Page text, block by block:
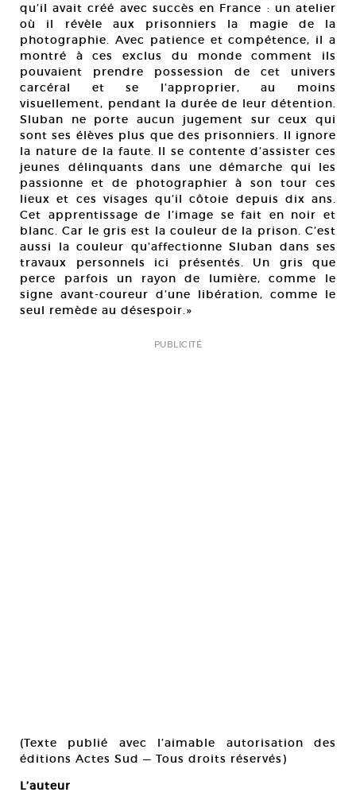
qu’il avait créé avec succès en France : un atelier
où il révèle aux prisonniers la magie de la
photographie. Avec patience et compétence, il a
montré à ces exclus du monde comment ils
pouvaient prendre possession de cet univers
carcéral et se l’approprier, au moins
visuellement, pendant la durée de leur détention.
Sluban ne porte aucun jugement sur ceux qui
sont ses élèves plus que des prisonniers. Il ignore
la nature de la faute. Il se contente d’assister ces
jeunes délinquants dans une démarche qui les
passionne et de photographier à son tour ces
lieux et ces visages qu’il côtoie depuis dix ans.
Cet apprentissage de l’image se fait en noir et
blanc. Car le gris est la couleur de la prison. C’est
aussi la couleur qu’affectionne Sluban dans ses
travaux personnels ici présentés. Un gris que
perce parfois un rayon de lumière, comme le
signe avant-coureur d’une libération, comme le
seul remède au désespoir.»
PUBLICITÉ
(Texte publié avec l’aimable autorisation des
éditions Actes Sud — Tous droits réservés)
L’auteur